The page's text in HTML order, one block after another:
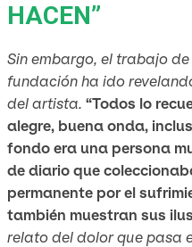
HACEN”
Sin embargo, el trabajo
fundación ha ido
del artista. “Todos lo
alegre, buena onda,
fondo era una persona
de diario que
permanente por el
también muestran sus
relato del dolor que pasa